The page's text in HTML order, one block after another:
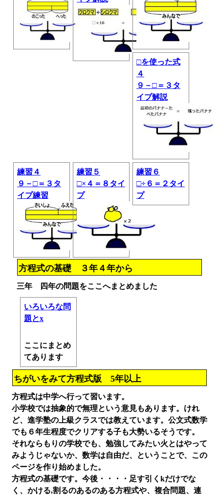
□を使った式
４
９－□＝３タ
イプ解説
練習４
９－□＝３タ
イプ練習
練習５
□×４＝８タイ
プ
練習６
□÷６＝２タイ
プ
方程式の基礎 ３年４年から
三年 四年の問題をここへまとめました
いろいろな問
題とx
ここにまとめ
てあります
ちがいをみて方程式版 5年以上
方程式は中学へ行って習います。
小学校では抽象的で無理という意見もあります。けれ
ど、進学塾の上級クラスでは教えています。公文式数学
でも６年生程度でクリアする子も大勢いるそうです。
それならもりの学校でも、勉強してみたい火とはやって
みようじゃないか、数学は自由だ、ということで、この
ページを作り始めました。
方程式の基礎です。今後・・・・足す引くkだけでな
く、かける,割るのあるのある方程式や、複合問題、連